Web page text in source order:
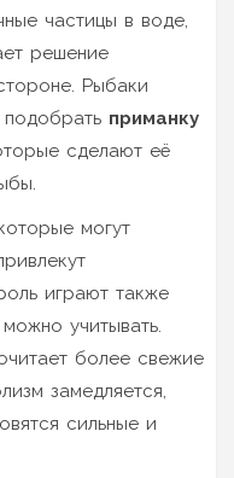
частицы в воде,
решение
Рыбаки
подобрать приманку
сделают её
могут
играют также
учитывать.
более свежие
замедляется,
сильные и